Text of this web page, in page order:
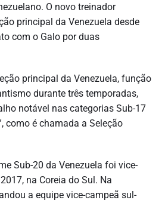
O novo treinador
principal da Venezuela desde
com o Galo por duas
principal da Venezuela, função
durante três temporadas,
notável nas categorias Sub-17
como é chamada a Seleção
Sub-20 da Venezuela foi vice-
na Coreia do Sul. Na
a equipe vice-campeã sul-